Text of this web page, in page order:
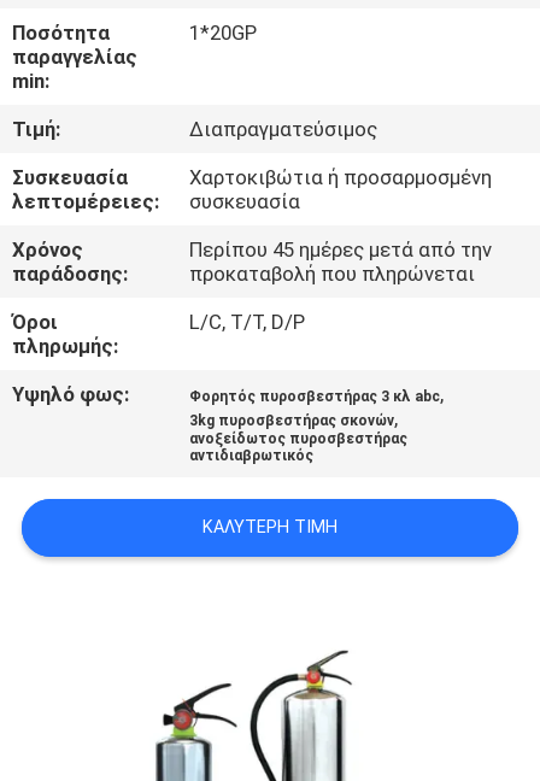
ΕΡΓΟΣΤΑΣΊΩΝ
ΠΟΙΟΤΙΚΌΣ
ΈΛΕΓΧΟΣ
ΕΛΆΤΕ
ΣΕ
ΕΠΑΦΉ
ΜΕ
ΖΗΤΉΣΤΕ
Ποσότητα
παραγγελίας
min:
1*20GP
Τιμή:
Διαπραγματεύσιμος
Συσκευασία
λεπτομέρειες:
Χαρτοκιβώτια ή προσαρμοσμένη
συσκευασία
Χρόνος
παράδοσης:
Περίπου 45 ημέρες μετά από την
προκαταβολή που πληρώνεται
Όροι
πληρωμής:
L/C, T/T, D/P
Υψηλό φως: Φορητός πυροσβεστήρας 3 κλ abc,
3kg πυροσβεστήρας σκονών,
ανοξείδωτος πυροσβεστήρας
αντιδιαβρωτικός
ΚΑΛΎΤΕΡΗ ΤΙΜΉ